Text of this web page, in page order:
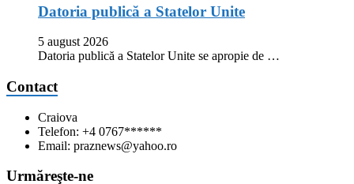
Datoria publică a Statelor Unite
5 august 2026
Datoria publică a Statelor Unite se apropie de …
Contact
Craiova
Telefon: +4 0767******
Email: praznews@yahoo.ro
Urmăreşte-ne